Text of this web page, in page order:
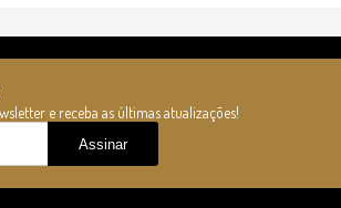
e receba as últimas atualizações!